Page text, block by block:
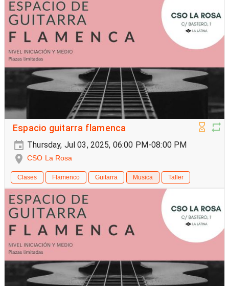
Espacio guitarra flamenca
Thursday, Jul 03, 2025, 06:00 PM-08:00 PM
CSO La Rosa
Clases Flamenco Guitarra Musica Taller